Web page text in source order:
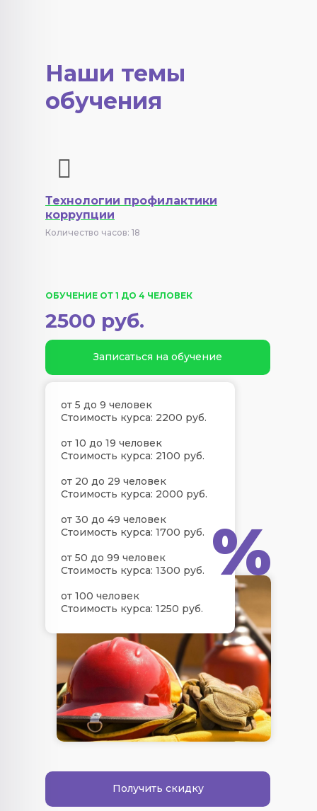
Наши темы
обучения
Технологии профилактики
коррупции
Количество часов: 18
Записаться на обучение
ОБУЧЕНИЕ ОТ 1 ДО 4 ЧЕЛОВЕК
2500 руб.
от 5 до 9 человек
Стоимость курса: 2200 руб.
от 10 до 19 человек
Стоимость курса: 2100 руб.
от 20 до 29 человек
Стоимость курса: 2000 руб.
от 30 до 49 человек
Стоимость курса: 1700 руб.
от 50 до 99 человек
Стоимость курса: 1300 руб.
от 100 человек
Стоимость курса: 1250 руб.
Получить скидку
%